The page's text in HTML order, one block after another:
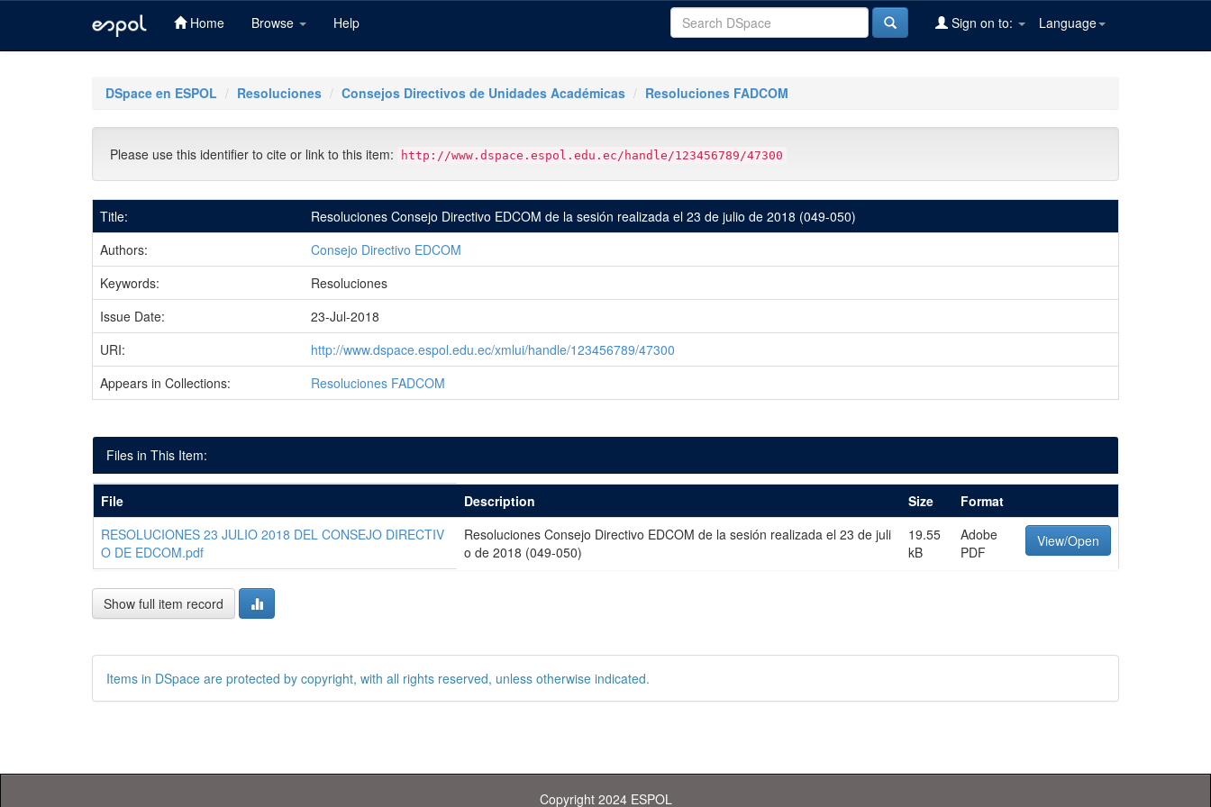
Home Browse Help Language
Sign on to:
DSpace en ESPOL Resoluciones Consejos Directivos de Unidades Académicas Resoluciones FADCOM
Please use this identifier to cite or link to this item: http://www.dspace.espol.edu.ec/handle/123456789/47300
Title:
Resoluciones Consejo Directivo EDCOM de la sesión realizada el 23 de julio de 2018 (049-050)
Authors:
Consejo Directivo EDCOM
Keywords:
Resoluciones
Issue Date:
23-Jul-2018
URI:
http://www.dspace.espol.edu.ec/xmlui/handle/123456789/47300
Appears in Collections:
Resoluciones FADCOM
Files in This Item:
File Description Size
Format
RESOLUCIONES 23 JULIO 2018 DEL CONSEJO DIRECTIV
O DE EDCOM.pdf
Resoluciones Consejo Directivo EDCOM de la sesión realizada el 23 de juli
o de 2018 (049-050)
19.55
kB
Adobe
PDF
View/Open
Show full item record
Items in DSpace are protected by copyright, with all rights reserved, unless otherwise indicated.
Copyright 2024 ESPOL